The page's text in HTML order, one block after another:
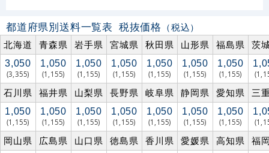
都道府県別送料一覧表 税抜価格 （税込）
北海道
青森県 岩手県 宮城県 秋田県 山形県 福島県 茨
3,050
(3,355)
1,050
(1,155)
1,050
(1,155)
1,050
(1,155)
1,050
(1,155)
1,050
(1,155)
1,050
(1,155)
石川県 福井県 山梨県 長野県 岐阜県 静岡県 愛知県 三
1,050
(1,155)
1,050
(1,155)
1,050
(1,155)
1,050
(1,155)
1,050
(1,155)
1,050
(1,155)
1,050
(1,155)
岡山県 広島県 山口県 徳島県 香川県 愛媛県 高知県 福